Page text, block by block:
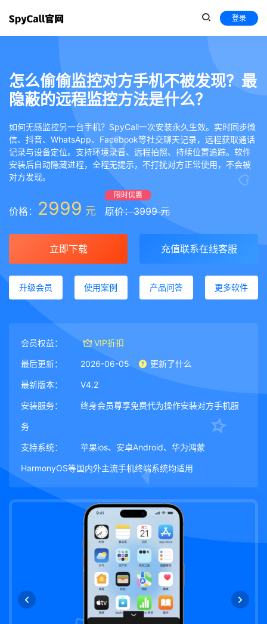
登录
怎么偷偷监控对方手机不被发现？最
隐蔽的远程监控方法是什么？
如何无感监控另一台手机？SpyCall一次安装永久生效。实时同步微
信、抖音、WhatsApp、Facebook等社交聊天记录，远程获取通话
记录与设备定位。支持环境录音、远程拍照、持续位置追踪。软件
安装后自动隐藏进程，全程无提示，不打扰对方正常使用，不会被
对方发现。
价格： 2999 元
限时优惠
原价：3999 元
立即下载 充值联系在线客服
升级会员 使用案例 产品问答 更多软件
会员权益： VIP折扣
最后更新： 2026-06-05 更新了什么
最新版本： V4.2
安装服务： 终身会员尊享免费代为操作安装对方手机服
务
支持系统： 苹果ios、安卓Android、华为鸿蒙
HarmonyOS等国内外主流手机终端系统均适用